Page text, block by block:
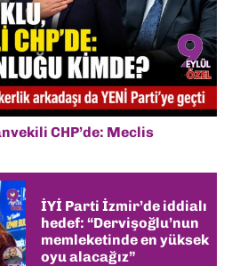
CHP’de: Meclis
İYİ Parti İzmir’de iddialı
hedef: “Dervişoğlu’nun
memleketinde en yüksek
oyu alacağız”